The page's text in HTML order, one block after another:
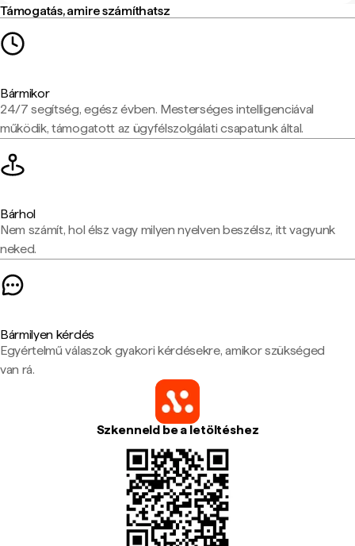
Támogatás, amire számíthatsz
Bármikor
24/7 segítség, egész évben. Mesterséges intelligenciával
működik, támogatott az ügyfélszolgálati csapatunk által.
Bárhol
Nem számít, hol élsz vagy milyen nyelven beszélsz, itt vagyunk
neked.
Bármilyen kérdés
Egyértelmű válaszok gyakori kérdésekre, amikor szükséged
van rá.
Szkenneld be a letöltéshez